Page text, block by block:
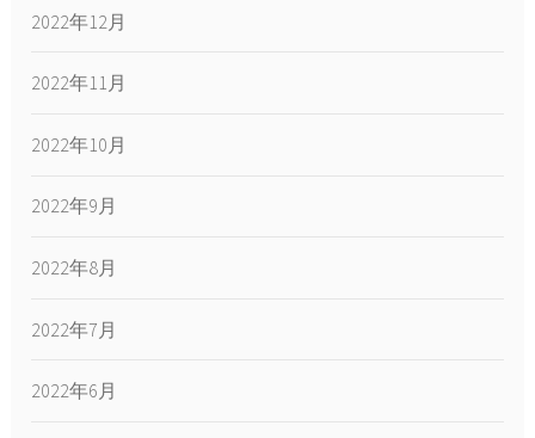
2022年12月
2022年11月
2022年10月
2022年9月
2022年8月
2022年7月
2022年6月